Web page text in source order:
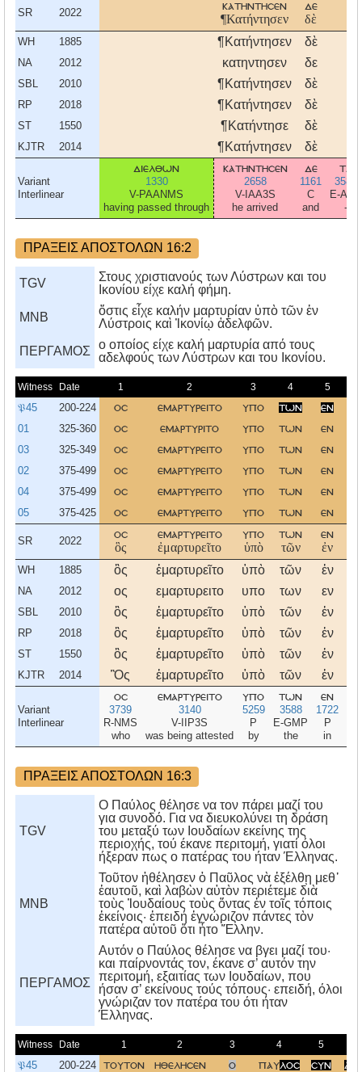
SR 2022
κατηντησεν
¶Κατήντησεν
δε
δὲ
WH 1885 ¶Κατήντησεν δὲ
NA 2012 κατηντησεν δε
SBL 2010 ¶Κατήντησεν δὲ
RP 2018 ¶Κατήντησεν δὲ
ST 1550 ¶Κατήντησε δὲ
KJTR 2014 ¶Κατήντησεν δὲ
Variant
Interlinear
διελθων
1330
V-PAANMS
having passed through
κατηντησεν
2658
V-IAA3S
he arrived
δε
1161
C
and
τα
3588
E-ANP
-
ΠΡΑΞΕΙΣ ΑΠΟΣΤΟΛΩΝ 16:2
TGV
Στους χριστιανούς των Λύστρων και του
Ικονίου είχε καλή φήμη.
MNB
ὅστις εἶχε καλήν μαρτυρίαν ὑπὸ τῶν ἐν
Λύστροις καὶ Ἰκονίῳ ἀδελφῶν.
ΠΕΡΓΑΜΟΣ
ο οποίος είχε καλή μαρτυρία από τους
αδελφούς των Λύστρων και του Iκονίου.
Witness Date 1 2 3 4 5
𝔓45 200-224 οσ εμαρτυρειτο υπο των εν
01 325-360 οσ εμαρτυριτο υπο των εν
03 325-349 οσ εμαρτυρειτο υπο των εν
02 375-499 οσ εμαρτυρειτο υπο των εν
04 375-499 οσ εμαρτυρειτο υπο των εν
05 375-425 οσ εμαρτυρειτο υπο των εν
SR 2022
οσ
ὃς
εμαρτυρειτο
ἐμαρτυρεῖτο
υπο
ὑπὸ
των
τῶν
εν
ἐν
WH 1885 ὃς ἐμαρτυρεῖτο ὑπὸ τῶν ἐν
NA 2012 ος εμαρτυρειτο υπο των εν
SBL 2010 ὃς ἐμαρτυρεῖτο ὑπὸ τῶν ἐν
RP 2018 ὃς ἐμαρτυρεῖτο ὑπὸ τῶν ἐν
ST 1550 ὃς ἐμαρτυρεῖτο ὑπὸ τῶν ἐν
KJTR 2014 Ὃς ἐμαρτυρεῖτο ὑπὸ τῶν ἐν
Variant
Interlinear
οσ
3739
R-NMS
who
εμαρτυρειτο
3140
V-IIP3S
was being attested
υπο
5259
P
by
των
3588
E-GMP
the
εν
1722
P
in
ΠΡΑΞΕΙΣ ΑΠΟΣΤΟΛΩΝ 16:3
TGV
Ο Παύλος θέλησε να τον πάρει μαζί του
για συνοδό. Για να διευκολύνει τη δράση
του μεταξύ των Ιουδαίων εκείνης της
περιοχής, τού έκανε περιτομή, γιατί όλοι
ήξεραν πως ο πατέρας του ήταν Έλληνας.
MNB
Τοῦτον ἠθέλησεν ὁ Παῦλος νὰ ἐξέλθῃ μεθ᾿
ἑαυτοῦ, καὶ λαβὼν αὐτὸν περιέτεμε διὰ
τοὺς Ἰουδαίους τοὺς ὄντας ἐν τοῖς τόποις
ἐκείνοις· ἐπειδή ἐγνώριζον πάντες τὸν
πατέρα αὐτοῦ ὅτι ἦτο Ἕλλην.
ΠΕΡΓΑΜΟΣ
Aυτόν ο Παύλος θέλησε να βγει μαζί του·
και παίρνοντάς τον, έκανε σ’ αυτόν την
περιτομή, εξαιτίας των Iουδαίων, που
ήσαν σ’ εκείνους τούς τόπους· επειδή, όλοι
γνώριζαν τον πατέρα του ότι ήταν
Έλληνας.
Witness Date 1 2 3 4 5
𝔓45 200-224 τουτον ηθελησεν ο παυλοσ συν